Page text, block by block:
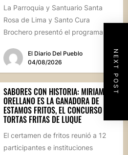
NEXT POST
La Parroquia y Santuario Santa
Rosa de Lima y Santo Cura
Brochero presentó el programa
El Diario Del Pueblo
04/08/2026
SABORES CON HISTORIA: MIRIAM
ORELLANO ES LA GANADORA DE
ESTAMOS FRITOS, EL CONCURSO DE
TORTAS FRITAS DE LUQUE
El certamen de fritos reunió a 12
participantes e instituciones